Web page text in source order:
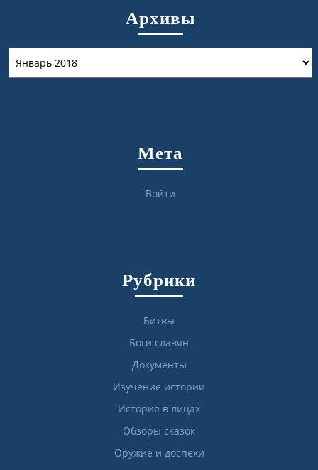
Архивы
Мета
Войти
Рубрики
Битвы
Боги славян
Документы
Изучение истории
История в лицах
Обзоры сказок
Оружие и доспехи